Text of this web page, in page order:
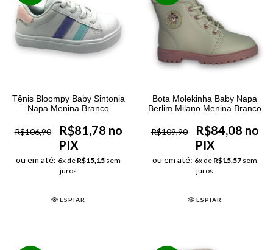
Tênis Bloompy Baby Sintonia
Napa Menina Branco
R$106,90
R$81,78 no
PIX
ou em até: 6x de R$15,15 sem
juros
ESPIAR
Bota Molekinha Baby Napa
Berlim Milano Menina Branco
R$109,90
R$84,08 no
PIX
ou em até: 6x de R$15,57 sem
juros
ESPIAR